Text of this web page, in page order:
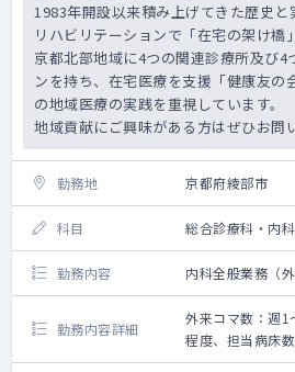
1983年開設以来積み上げてきた歴史と
リハビリテーションで「在宅の架け橋
京都北部地域に4つの関連診療所及び4
ンを持ち、在宅医療を支援「健康友の
の地域医療の実践を重視しています。
地域貢献にご興味がある方はぜひお問
勤務地 京都府綾部市
科目 総合診療科・内科
勤務内容 内科全般業務（
勤務内容詳細
外来コマ数：週1
程度、担当病床
【勤務内容】